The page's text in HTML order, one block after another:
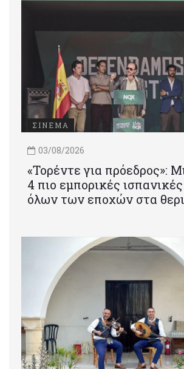
ΣΙΝΕΜΑ
03/08/2026
«Τορέντε για πρόεδρος»:
4 πιο εμπορικές ισπανικές
όλων των εποχών στα